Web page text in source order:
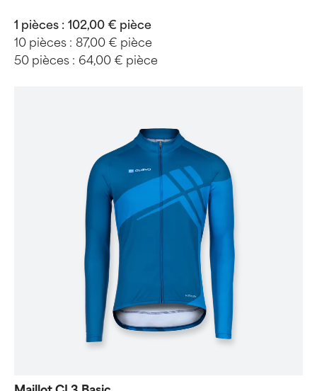
1 pièces : 102,00 € pièce
10 pièces : 87,00 € pièce
50 pièces : 64,00 € pièce